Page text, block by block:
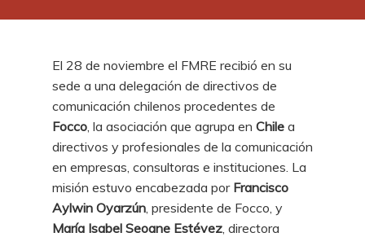
El 28 de noviembre el FMRE recibió en su
sede a una delegación de directivos de
comunicación chilenos procedentes de
Focco , la asociación que agrupa en Chile a
directivos y profesionales de la comunicación
en empresas, consultoras e instituciones. La
misión estuvo encabezada por Francisco
Aylwin Oyarzún , presidente de Focco, y
María Isabel Seoane Estévez , directora